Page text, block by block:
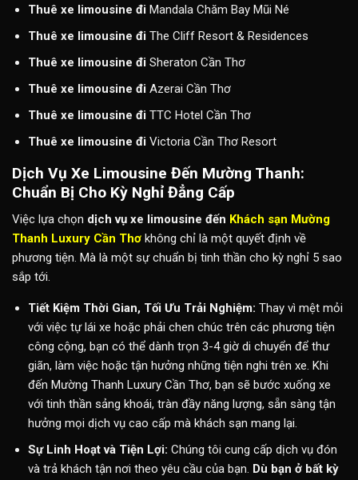
Thuê xe limousine điMandala Chăm Bay Mũi Né
Thuê xe limousine điThe Cliff Resort & Residences
Thuê xe limousine điSheraton Cần Thơ
Thuê xe limousine điAzerai Cần Thơ
Thuê xe limousine điTTC Hotel Cần Thơ
Thuê xe limousine điVictoria Cần Thơ Resort
Dịch Vụ Xe Limousine Đến Mường Thanh:
Chuẩn Bị Cho Kỳ Nghỉ Đẳng Cấp
Việc lựa chọn dịch vụ xe limousine đến Khách sạn Mường
Thanh Luxury Cần Thơ không chỉ là một quyết định về
phương tiện. Mà là một sự chuẩn bị tinh thần cho kỳ nghỉ 5 sao
sắp tới.
Tiết Kiệm Thời Gian, Tối Ưu Trải Nghiệm: Thay vì mệt mỏi
với việc tự lái xe hoặc phải chen chúc trên các phương tiện
công cộng, bạn có thể dành trọn 3-4 giờ di chuyển để thư
giãn, làm việc hoặc tận hưởng những tiện nghi trên xe. Khi
đến Mường Thanh Luxury Cần Thơ, bạn sẽ bước xuống xe
với tinh thần sảng khoái, tràn đầy năng lượng, sẵn sàng tận
hưởng mọi dịch vụ cao cấp mà khách sạn mang lại.
Sự Linh Hoạt và Tiện Lợi: Chúng tôi cung cấp dịch vụ đón
và trả khách tận nơi theo yêu cầu của bạn. Dù bạn ở bất kỳ